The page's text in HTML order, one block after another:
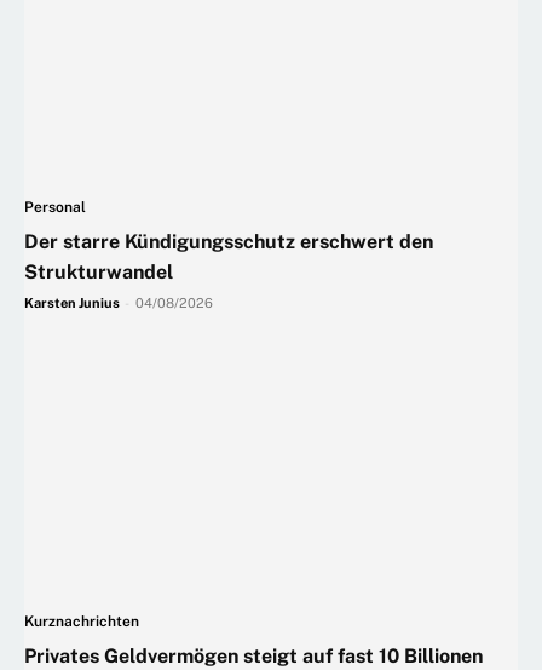
Personal
Der starre Kündigungsschutz erschwert den
Strukturwandel
Karsten Junius 04/08/2026
Kurznachrichten
Privates Geldvermögen steigt auf fast 10 Billionen